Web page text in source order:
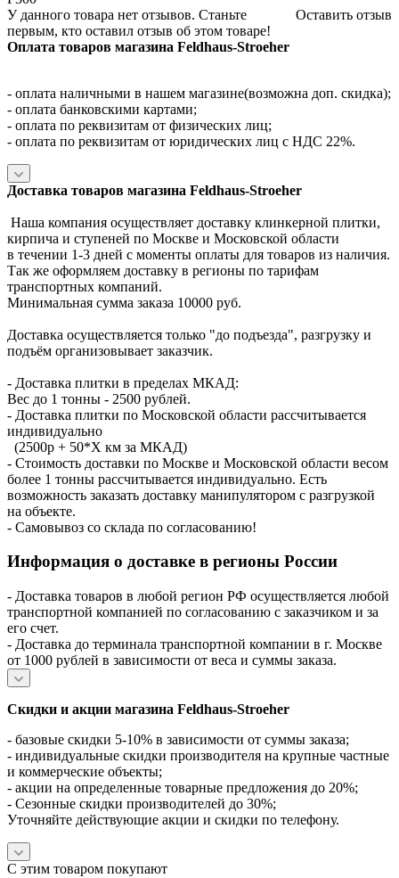
Оставить отзыв
У данного товара нет отзывов. Станьте
первым, кто оставил отзыв об этом товаре!
Оплата товаров магазина Feldhaus-Stroeher
- оплата наличными в нашем магазине(возможна доп. скидка);
- оплата банковскими картами;
- оплата по реквизитам от физических лиц;
- оплата по реквизитам от юридических лиц с НДС 22%.
Доставка товаров магазина Feldhaus-Stroeher
Наша компания осуществляет доставку клинкерной плитки,
кирпича и ступеней по Москве и Московской области
в течении 1-3 дней с моменты оплаты для товаров из наличия.
Так же оформляем доставку в регионы по тарифам
транспортных компаний.
Минимальная сумма заказа 10000 руб.
Доставка осуществляется только "до подъезда", разгрузку и
подъём организовывает заказчик.
- Доставка плитки в пределах МКАД:
Вес до 1 тонны - 2500 рублей.
- Доставка плитки по Московской области рассчитывается
индивидуально
(2500р + 50*X км за МКАД)
- Стоимость доставки по Москве и Московской области весом
более 1 тонны рассчитывается индивидуально. Есть
возможность заказать доставку манипулятором с разгрузкой
на объекте.
- Самовывоз со склада по согласованию!
Информация о доставке в регионы России
- Доставка товаров в любой регион РФ осуществляется любой
транспортной компанией по согласованию с заказчиком и за
его счет.
- Доставка до терминала транспортной компании в г. Москве
от 1000 рублей в зависимости от веса и суммы заказа.
Скидки и акции магазина Feldhaus-Stroeher
- базовые скидки 5-10% в зависимости от суммы заказа;
- индивидуальные скидки производителя на крупные частные
и коммерческие объекты;
- акции на определенные товарные предложения до 20%;
- Сезонные скидки производителей до 30%;
Уточняйте действующие акции и скидки по телефону.
С этим товаром покупают